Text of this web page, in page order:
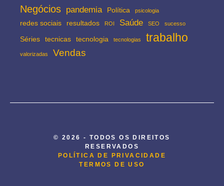
Negócios pandemia Política psicologia
redes sociais resultados ROI Saúde SEO sucesso
Séries tecnicas tecnologia tecnologias trabalho
valorizadas Vendas
© 2026 - TODOS OS DIREITOS
RESERVADOS
POLÍTICA DE PRIVACIDADE
TERMOS DE USO